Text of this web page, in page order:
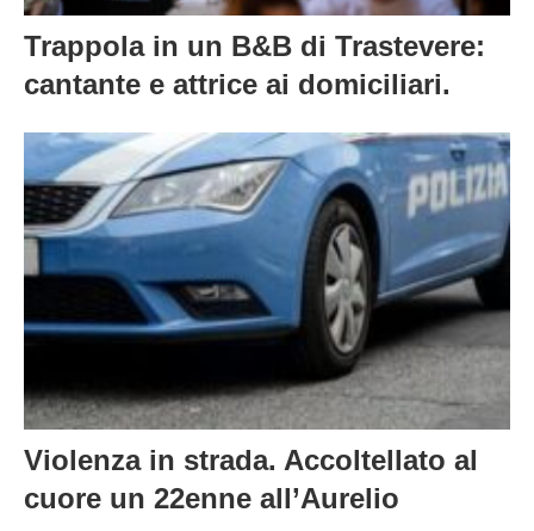
Trappola in un B&B di Trastevere:
cantante e attrice ai domiciliari.
Violenza in strada. Accoltellato al
cuore un 22enne all’Aurelio